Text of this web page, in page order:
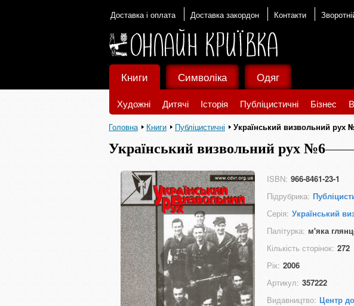
Доставка і оплата Доставка закордон Контакти
Книги
Художні Дитячі Історія Публіцистичні Бізнес
Символіка Одяг
Головна Книги Публіцистичні Український визвольний рух
Український визвольний рух №6
ISBN: 966-8461-23-1
Підрубрика:
Серія: Український
Палітурка: м'яка
Кількість сторінок: 272
Рік: 2006
Артикул: 357222
Видавництво: Центр